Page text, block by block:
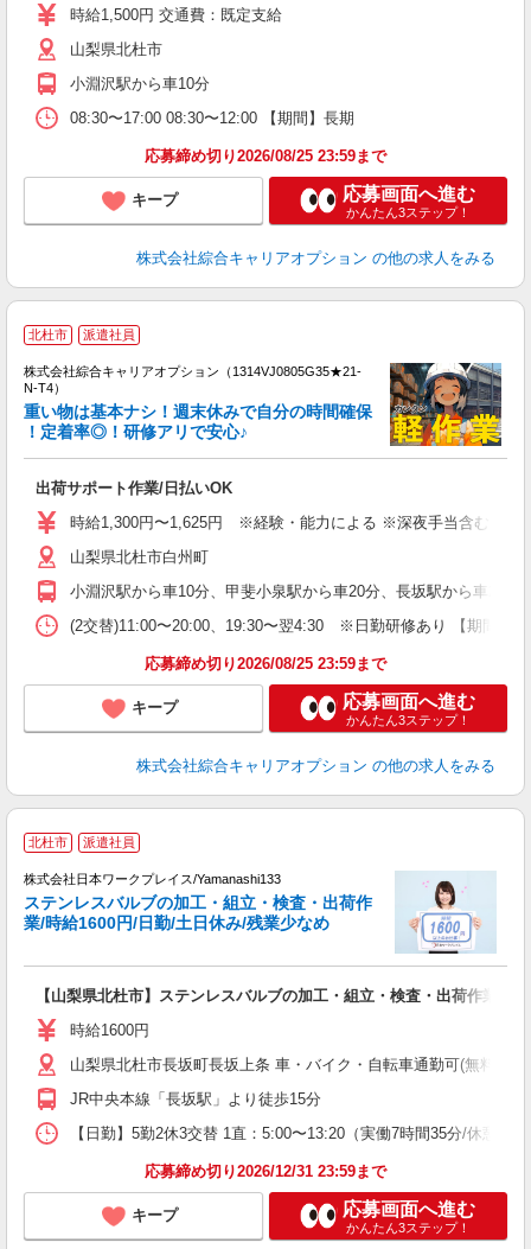
時給1,500円 交通費：既定支給
山梨県北杜市
小淵沢駅から車10分
08:30〜17:00 08:30〜12:00 【期間】長期
応募締め切り2026/08/25 23:59まで
キープ 応募画面へ進む
かんたん3ステップ！
株式会社綜合キャリアオプション の他の求人をみる
北杜市 派遣社員
株式会社綜合キャリアオプション（1314VJ0805G35★21-
N-T4）
重い物は基本ナシ！週末休みで自分の時間確保
！定着率◎！研修アリで安心♪
出荷サポート作業/日払いOK
時給1,300円〜1,625円 ※経験・能力による ※深夜手当含む 交通
山梨県北杜市白州町
小淵沢駅から車10分、甲斐小泉駅から車20分、長坂駅から車20
(2交替)11:00〜20:00、19:30〜翌4:30 ※日勤研修あり 【期間】長
応募締め切り2026/08/25 23:59まで
キープ 応募画面へ進む
かんたん3ステップ！
株式会社綜合キャリアオプション の他の求人をみる
北杜市 派遣社員
株式会社日本ワークプレイス/Yamanashi133
ステンレスバルブの加工・組立・検査・出荷作
業/時給1600円/日勤/土日休み/残業少なめ
【山梨県北杜市】ステンレスバルブの加工・組立・検査・出荷作業/時
時給1600円
山梨県北杜市長坂町長坂上条 車・バイク・自転車通勤可(無料駐
JR中央本線「長坂駅」より徒歩15分
【日勤】5勤2休3交替 1直：5:00〜13:20（実働7時間35分/休憩
応募締め切り2026/12/31 23:59まで
キープ 応募画面へ進む
かんたん3ステップ！